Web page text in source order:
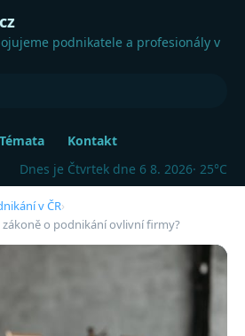
podnikatele a profesionály v
Témata
Kontakt
Dnes je Čtvrtek dne 6 8. 2026· 25°C
v ČR›
zákoně o podnikání ovlivní firmy?